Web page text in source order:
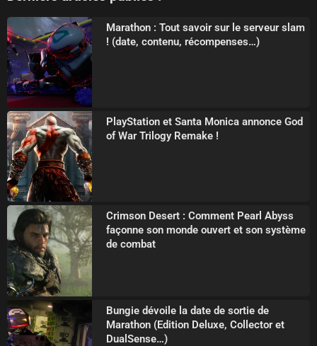
Marathon : Tout savoir sur le serveur slam
! (date, contenu, récompenses…)
PlayStation et Santa Monica annonce God
of War Trilogy Remake !
Crimson Desert : Comment Pearl Abyss
façonne son monde ouvert et son système
de combat
Bungie dévoile la date de sortie de
Marathon (Edition Deluxe, Collector et
DualSense…)